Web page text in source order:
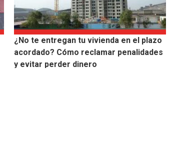
¿No te entregan tu vivienda en el plazo
acordado? Cómo reclamar penalidades
y evitar perder dinero